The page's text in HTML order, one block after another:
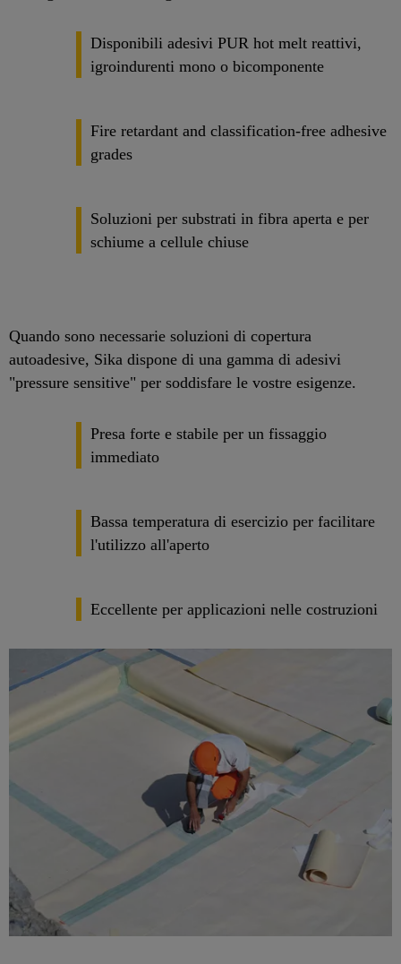
Disponibili adesivi PUR hot melt reattivi,
igroindurenti mono o bicomponente
Fire retardant and classification-free adhesive
grades
Soluzioni per substrati in fibra aperta e per
schiume a cellule chiuse
Quando sono necessarie soluzioni di copertura
autoadesive, Sika dispone di una gamma di adesivi
"pressure sensitive" per soddisfare le vostre esigenze.
Presa forte e stabile per un fissaggio
immediato
Bassa temperatura di esercizio per facilitare
l'utilizzo all'aperto
Eccellente per applicazioni nelle costruzioni